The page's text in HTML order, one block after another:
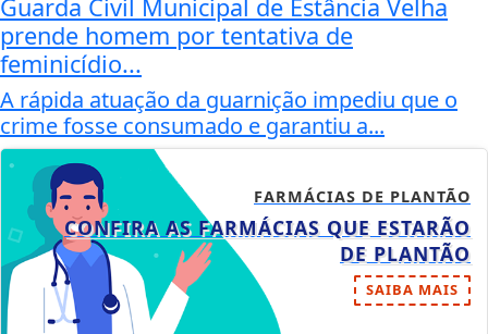
Guarda Civil Municipal de Estância Velha
prende homem por tentativa de
feminicídio...
A rápida atuação da guarnição impediu que o
crime fosse consumado e garantiu a...
FARMÁCIAS DE PLANTÃO
CONFIRA AS FARMÁCIAS QUE ESTARÃO
DE PLANTÃO
SAIBA MAIS